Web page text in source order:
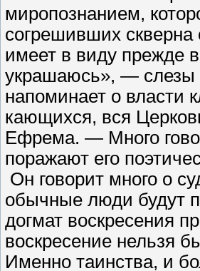
миропознанием,
согрешивших
имеет в виду прежде
украшаюсь», — слезы
напоминает о власти
кающихся, вся
Ефрема. — Много
поражают его
Он говорит много о
обычные люди будут
догмат воскресения
воскресение нельзя
Именно таинства, и